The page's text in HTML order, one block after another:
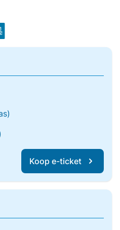
Koop e-ticket